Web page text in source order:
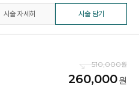
시술 자세히 시술 담기
510,000
260,000